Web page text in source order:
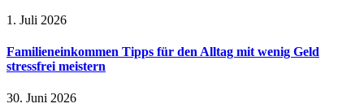
1. Juli 2026
Familieneinkommen Tipps für den Alltag mit wenig Geld
stressfrei meistern
30. Juni 2026